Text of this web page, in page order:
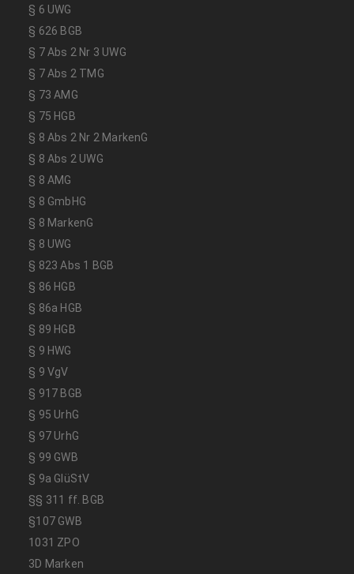
§ 6 UWG
§ 626 BGB
§ 7 Abs 2 Nr 3 UWG
§ 7 Abs 2 TMG
§ 73 AMG
§ 75 HGB
§ 8 Abs 2 Nr 2 MarkenG
§ 8 Abs 2 UWG
§ 8 AMG
§ 8 GmbHG
§ 8 MarkenG
§ 8 UWG
§ 823 Abs 1 BGB
§ 86 HGB
§ 86a HGB
§ 89 HGB
§ 9 HWG
§ 9 VgV
§ 917 BGB
§ 95 UrhG
§ 97 UrhG
§ 99 GWB
§ 9a GlüStV
§§ 311 ff. BGB
§107 GWB
1031 ZPO
3D Marken